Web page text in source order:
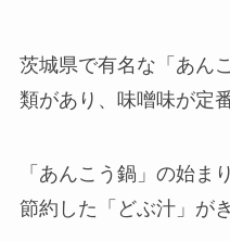
茨城県で有名な「あん
類があり、味噌味が定
「あんこう鍋」の始ま
節約した「どぶ汁」が